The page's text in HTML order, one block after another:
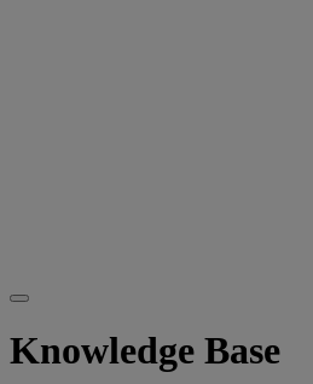
Knowledge Base